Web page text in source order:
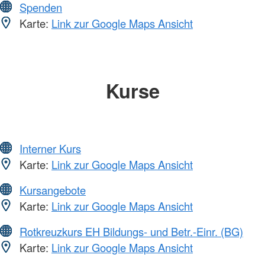
Spenden
Karte: Link zur Google Maps Ansicht
Kurse
Interner Kurs
Karte: Link zur Google Maps Ansicht
Kursangebote
Karte: Link zur Google Maps Ansicht
Rotkreuzkurs EH Bildungs- und Betr.-Einr. (BG)
Karte: Link zur Google Maps Ansicht